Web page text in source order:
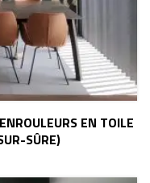
EN TOILE
SÛRE)